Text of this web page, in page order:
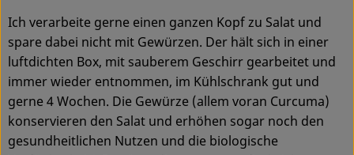
Ich verarbeite gerne einen ganzen Kopf zu Salat und
spare dabei nicht mit Gewürzen. Der hält sich in einer
luftdichten Box, mit sauberem Geschirr gearbeitet und
immer wieder entnommen, im Kühlschrank gut und
gerne 4 Wochen. Die Gewürze (allem voran Curcuma)
konservieren den Salat und erhöhen sogar noch den
gesundheitlichen Nutzen und die biologische